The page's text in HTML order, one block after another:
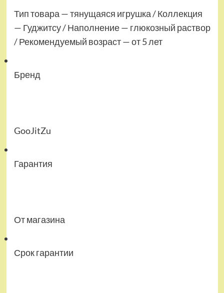
Тип товара — тянущаяся игрушка / Коллекция
— Гуджитсу / Наполнение — глюкозный раствор
/ Рекомендуемый возраст — от 5 лет
Бренд
GooJitZu
Гарантия
От магазина
Срок гарантии